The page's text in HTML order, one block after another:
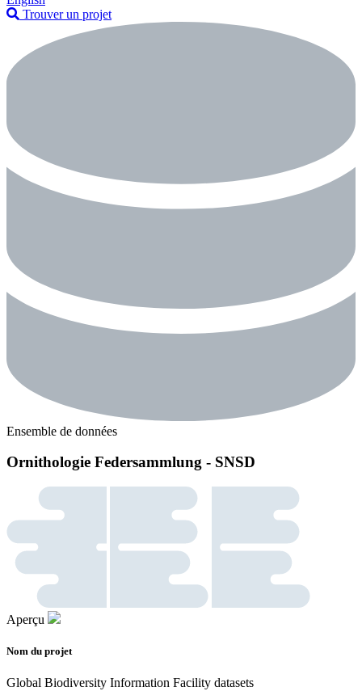
Trouver un projet
Ensemble de données
Ornithologie Federsammlung - SNSD
Aperçu
Nom du projet
Global Biodiversity Information Facility datasets